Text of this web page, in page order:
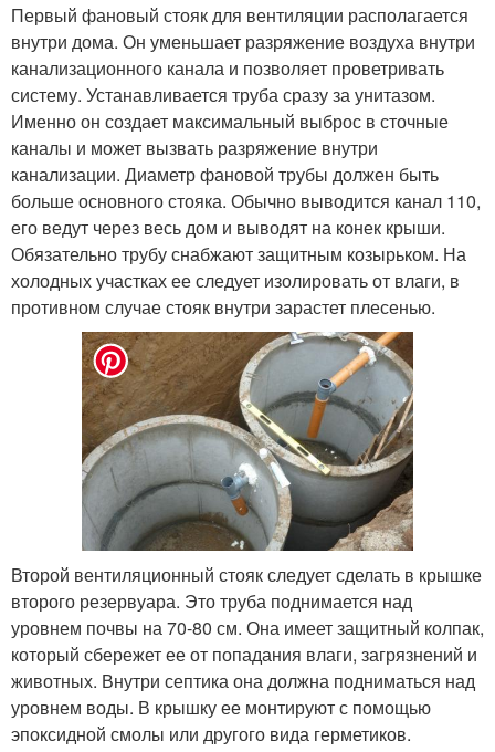
Первый фановый стояк для вентиляции располагается
внутри дома. Он уменьшает разряжение воздуха внутри
канализационного канала и позволяет проветривать
систему. Устанавливается труба сразу за унитазом.
Именно он создает максимальный выброс в сточные
каналы и может вызвать разряжение внутри
канализации. Диаметр фановой трубы должен быть
больше основного стояка. Обычно выводится канал 110,
его ведут через весь дом и выводят на конек крыши.
Обязательно трубу снабжают защитным козырьком. На
холодных участках ее следует изолировать от влаги, в
противном случае стояк внутри зарастет плесенью.
Второй вентиляционный стояк следует сделать в крышке
второго резервуара. Это труба поднимается над
уровнем почвы на 70-80 см. Она имеет защитный колпак,
который сбережет ее от попадания влаги, загрязнений и
животных. Внутри септика она должна подниматься над
уровнем воды. В крышку ее монтируют с помощью
эпоксидной смолы или другого вида герметиков.